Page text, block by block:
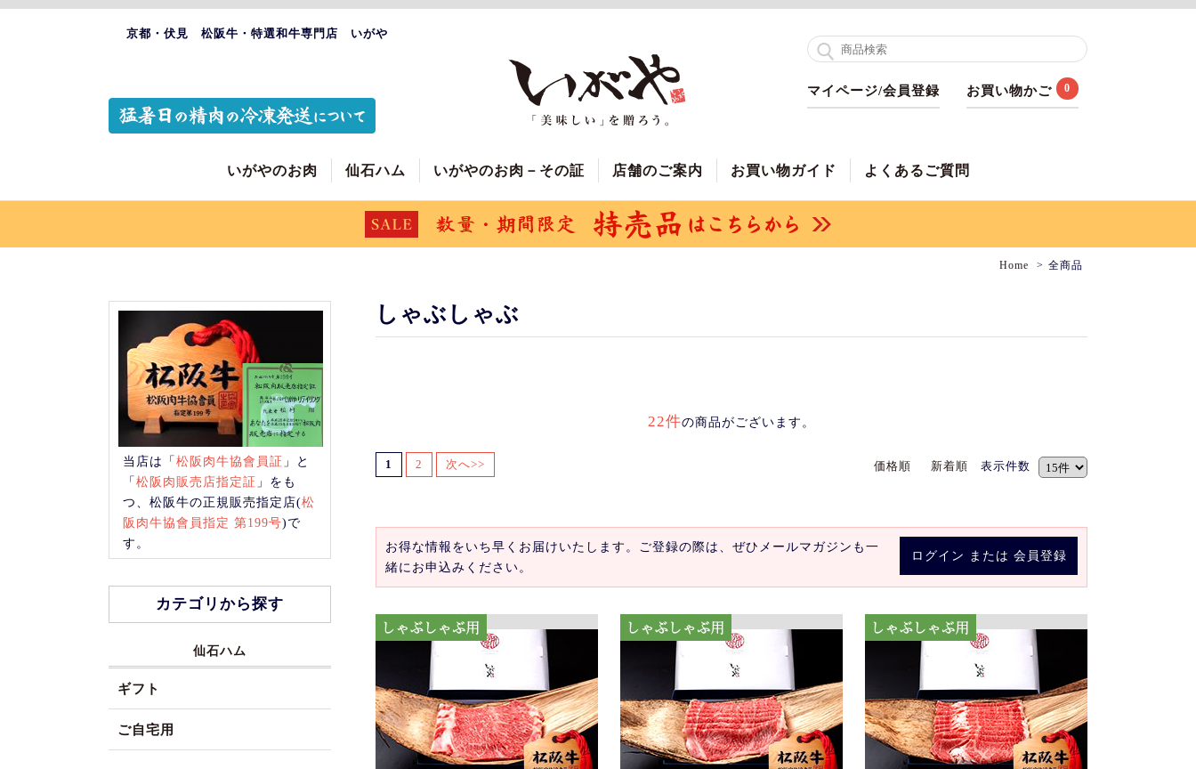
京都・伏見 松阪牛・特選和牛専門店 いがや
マイページ/会員登録 お買い物かご 0
いがやのお肉 仙石ハム いがやのお肉－その証 店舗のご案内 お買い物ガイド よくあるご質問
Home 全商品
しゃぶしゃぶ
22件の商品がございます。
価格順 新着順 表示件数
1 2 次へ>>
ログイン または 会員登録
お得な情報をいち早くお届けいたします。ご登録の際は、ぜひメールマガジンも一
緒にお申込みください。
当店は「松阪肉牛協會員証 」と
「松阪肉販売店指定証 」をも
つ、松阪牛の正規販売指定店(松
阪肉牛協會員指定 第199号)で
す。
カテゴリから探す
仙石ハム
ギフト
ご自宅用